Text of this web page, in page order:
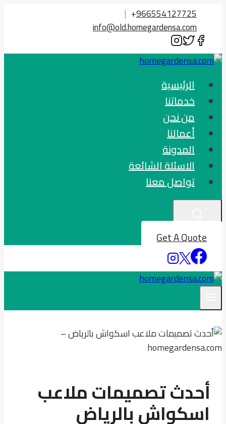
المحتوى
966554127725
+
|
info@old.homegardensa.com
الرئيسية
خدماتنا
من نحن
أعمالنا
المدونة
الاسئلة الشائعة
تواصل معنا
Get A Quote
أحدث تصميمات ملاعب
اسكواش بالرياض